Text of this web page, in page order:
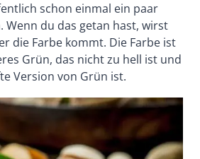
schon einmal ein paar
Wenn du das getan hast, wirst
die Farbe kommt. Die Farbe ist
Grün, das nicht zu hell ist und
Version von Grün ist.